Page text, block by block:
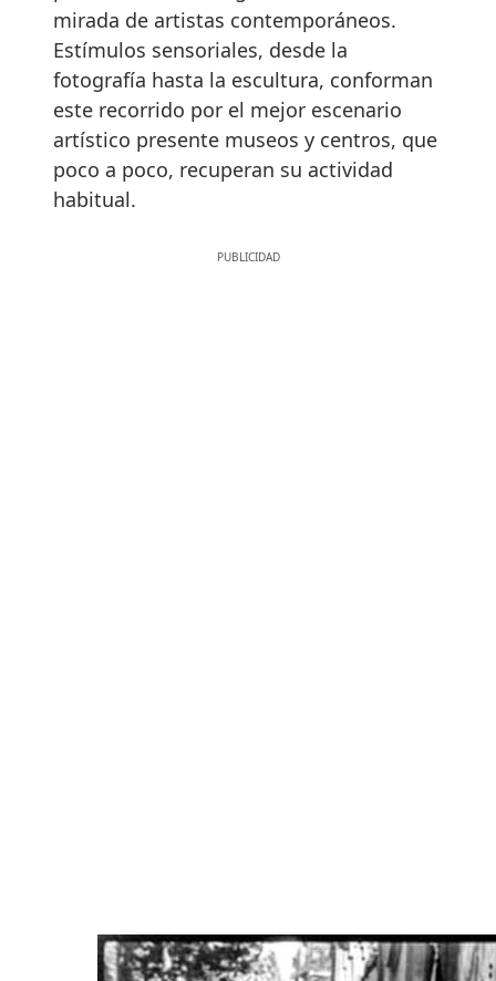
mirada de artistas contemporáneos.
Estímulos sensoriales, desde la
fotografía hasta la escultura, conforman
este recorrido por el mejor escenario
artístico presente museos y centros, que
poco a poco, recuperan su actividad
habitual.